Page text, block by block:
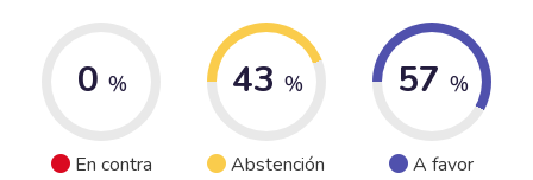
0 %
En contra
43 %
Abstención
57 %
A favor